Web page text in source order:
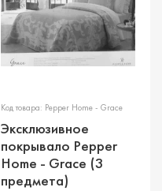
Код товара: Pepper Home - Grace
Эксклюзивное
покрывало Pepper
Home - Grace (3
предмета)